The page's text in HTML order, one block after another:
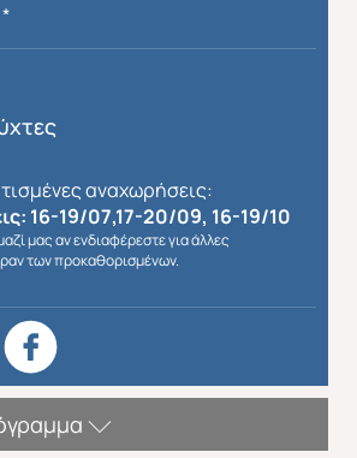
*
αναχωρήσεις:
16-19/07,17-20/09, 16-19/10
μας αν ενδιαφέρεστε για άλλες
των προκαθορισμένων.